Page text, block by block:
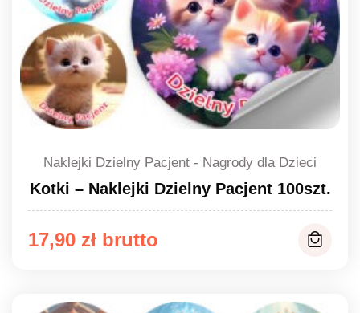
Naklejki Dzielny Pacjent - Nagrody dla Dzieci
Kotki – Naklejki Dzielny Pacjent 100szt.
17,90 zł